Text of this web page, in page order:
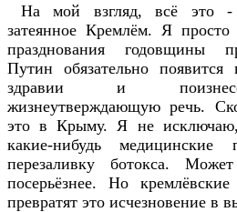
На мой взгляд, всё это -
затеянное Кремлём. Я
празднования годовщины
Путин обязательно
здравии и
жизнеутверждающую речь.
это в Крыму. Я не
какие-нибудь медицинские
перезаливку ботокса.
посерьёзнее. Но
превратят это исчезновение в